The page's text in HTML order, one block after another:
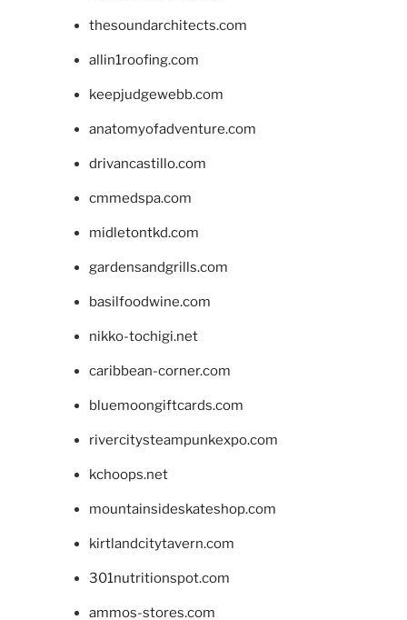
thesoundarchitects.com
allin1roofing.com
keepjudgewebb.com
anatomyofadventure.com
drivancastillo.com
cmmedspa.com
midletontkd.com
gardensandgrills.com
basilfoodwine.com
nikko-tochigi.net
caribbean-corner.com
bluemoongiftcards.com
rivercitysteampunkexpo.com
kchoops.net
mountainsideskateshop.com
kirtlandcitytavern.com
301nutritionspot.com
ammos-stores.com